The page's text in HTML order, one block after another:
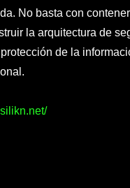
No basta con
la arquitectura de
de la